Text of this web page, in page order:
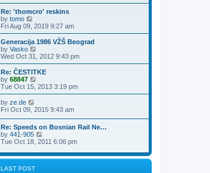
s
t
s
t
o
s
t
l
a
t
e
s
t
p
o
s
t
h
e
a
t
e
s
t
p
o
s
t
Re: 'thomcro' reskins
by tomo
i
e
w
t
h
e
l
a
t
e
t
p
o
s
t
Fri Aug 09, 2019 9:27 am
Generacija 1986 VŽŠ Beograd
by Vasko
e
w
h
a
t
e
s
t
p
s
Wed Oct 31, 2012 9:43 pm
Re: ČESTITKE
by 68847
i
e
t
l
a
t
e
s
Tue Oct 15, 2013 3:19 pm
by ze.de
i
t
h
e
l
a
t
Fri Oct 09, 2015 9:43 am
Re: Speeds on Bosnian Rail Ne…
by 441-905
i
w
Tue Oct 18, 2011 6:06 pm
LAST POST